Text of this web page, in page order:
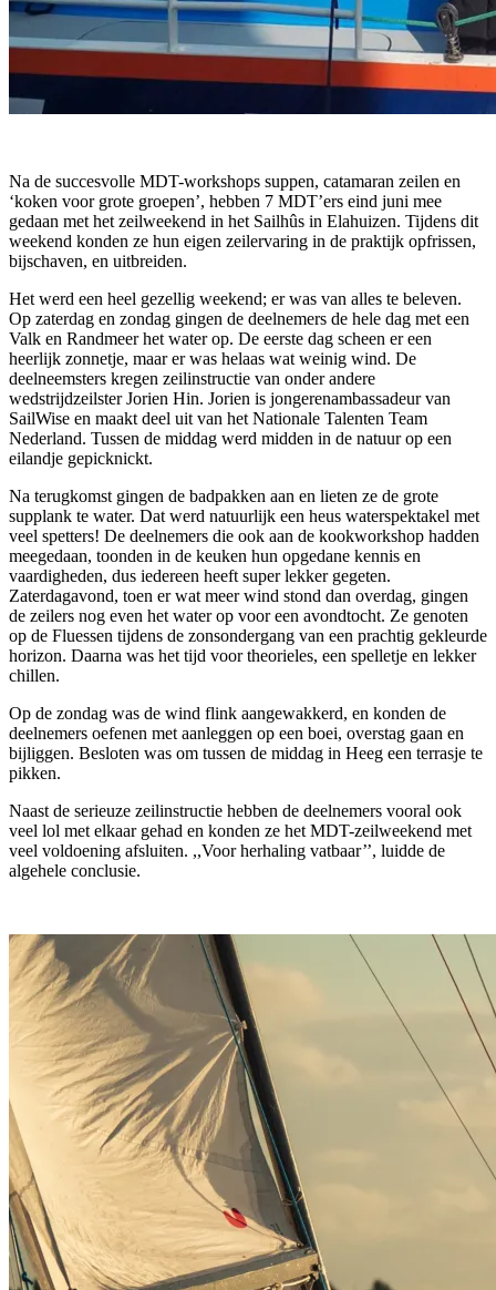
Na de succesvolle MDT-workshops suppen, catamaran zeilen en
‘koken voor grote groepen’, hebben 7 MDT’ers eind juni mee
gedaan met het zeilweekend in het Sailhûs in Elahuizen. Tijdens dit
weekend konden ze hun eigen zeilervaring in de praktijk opfrissen,
bijschaven, en uitbreiden.
Het werd een heel gezellig weekend; er was van alles te beleven.
Op zaterdag en zondag gingen de deelnemers de hele dag met een
Valk en Randmeer het water op. De eerste dag scheen er een
heerlijk zonnetje, maar er was helaas wat weinig wind. De
deelneemsters kregen zeilinstructie van onder andere
wedstrijdzeilster Jorien Hin. Jorien is jongerenambassadeur van
SailWise en maakt deel uit van het Nationale Talenten Team
Nederland. Tussen de middag werd midden in de natuur op een
eilandje gepicknickt.
Na terugkomst gingen de badpakken aan en lieten ze de grote
supplank te water. Dat werd natuurlijk een heus waterspektakel met
veel spetters! De deelnemers die ook aan de kookworkshop hadden
meegedaan, toonden in de keuken hun opgedane kennis en
vaardigheden, dus iedereen heeft super lekker gegeten.
Zaterdagavond, toen er wat meer wind stond dan overdag, gingen
de zeilers nog even het water op voor een avondtocht. Ze genoten
op de Fluessen tijdens de zonsondergang van een prachtig gekleurde
horizon. Daarna was het tijd voor theorieles, een spelletje en lekker
chillen.
Op de zondag was de wind flink aangewakkerd, en konden de
deelnemers oefenen met aanleggen op een boei, overstag gaan en
bijliggen. Besloten was om tussen de middag in Heeg een terrasje te
pikken.
Naast de serieuze zeilinstructie hebben de deelnemers vooral ook
veel lol met elkaar gehad en konden ze het MDT-zeilweekend met
veel voldoening afsluiten. ,,Voor herhaling vatbaar’’, luidde de
algehele conclusie.